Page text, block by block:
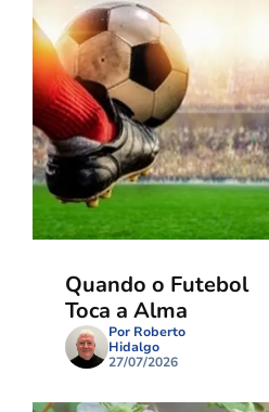
Quando o Futebol
Toca a Alma
Por Roberto
Hidalgo
27/07/2026